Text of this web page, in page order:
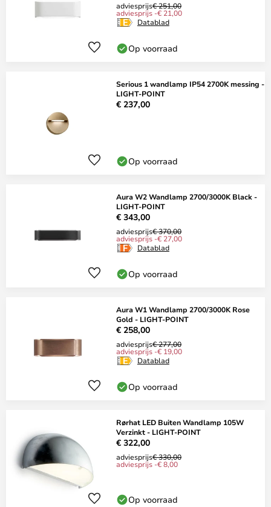
adviesprijs€ 251,00
adviesprijs -€ 21,00
Datablad
Op voorraad
Serious 1 wandlamp IP54 2700K messing -
LIGHT-POINT
€ 237,00
Op voorraad
Aura W2 Wandlamp 2700/3000K Black -
LIGHT-POINT
€ 343,00
adviesprijs€ 370,00
adviesprijs -€ 27,00
Datablad
Op voorraad
Aura W1 Wandlamp 2700/3000K Rose
Gold - LIGHT-POINT
€ 258,00
adviesprijs€ 277,00
adviesprijs -€ 19,00
Datablad
Op voorraad
Rørhat LED Buiten Wandlamp 105W
Verzinkt - LIGHT-POINT
€ 322,00
adviesprijs€ 330,00
adviesprijs -€ 8,00
Op voorraad